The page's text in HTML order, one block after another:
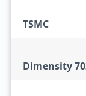
TSMC
Dimensity